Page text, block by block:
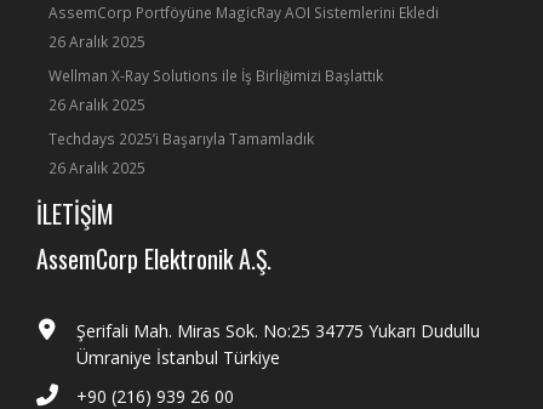
AssemCorp Portföyüne MagicRay AOI Sistemlerini Ekledi
26 Aralık 2025
Wellman X-Ray Solutions ile İş Birliğimizi Başlattık
26 Aralık 2025
Techdays 2025’i Başarıyla Tamamladık
26 Aralık 2025
İLETİŞİM
AssemCorp Elektronik A.Ş.
Şerifali Mah. Miras Sok. No:25 34775 Yukarı Dudullu
Ümraniye İstanbul Türkiye
+90 (216) 939 26 00